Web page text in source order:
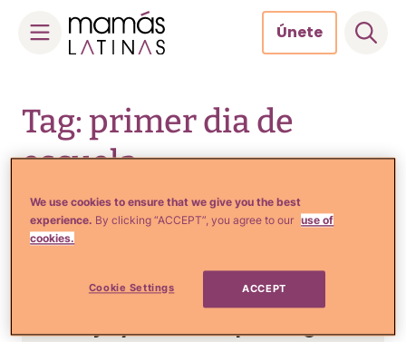
content
Únete
Tag: primer dia de
escuela
Crianza y Embarazo
Alejandra Espinoza llora en
el primer día de escuela de
We use cookies to ensure that we give you the best
experience. By clicking “ACCEPT”, you agree to our use of
cookies.
Cookie Settings ACCEPT